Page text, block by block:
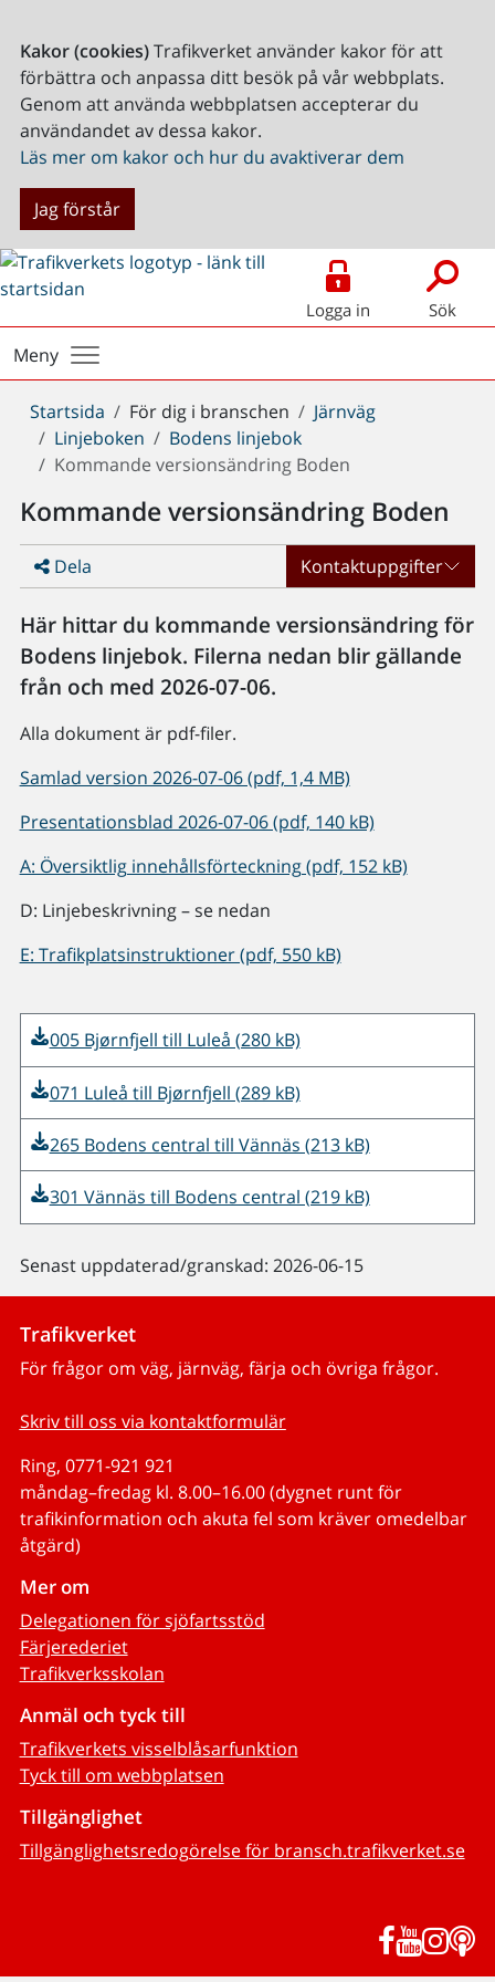
Kakor (cookies)Trafikverket använder kakor för att
förbättra och anpassa ditt besök på vår webbplats.
Genom att använda webbplatsen accepterar du
användandet av dessa kakor.
Läs mer om kakor och hur du avaktiverar dem
Jag förstår
Logga in Sök
Meny
Du
är
här:
Startsida För dig i branschen
Järnväg
Linjeboken
Bodens linjebok
Kommande versionsändring Boden
Kommande versionsändring Boden
Dela Kontaktuppgifter
Här hittar du kommande versionsändring för
Bodens linjebok. Filerna nedan blir gällande
från och med 2026-07-06.
Alla dokument är pdf-filer.
Samlad version 2026-07-06 (pdf, 1,4 MB)
Presentationsblad 2026-07-06 (pdf, 140 kB)
A: Översiktlig innehållsförteckning (pdf, 152 kB)
D: Linjebeskrivning – se nedan
E: Trafikplatsinstruktioner (pdf, 550 kB)
005 Bjørnfjell till Luleå (280 kB)
071 Luleå till Bjørnfjell (289 kB)
265 Bodens central till Vännäs (213 kB)
301 Vännäs till Bodens central (219 kB)
Senast uppdaterad/granskad: 2026-06-15
Trafikverket
För frågor om väg, järnväg, färja och övriga frågor.
Skriv till oss via kontaktformulär
Ring, 0771-921 921
måndag–fredag kl. 8.00–16.00 (dygnet runt för
trafikinformation och akuta fel som kräver omedelbar
åtgärd)
Mer om
Delegationen för sjöfartsstöd
Färjerederiet
Trafikverksskolan
Anmäl och tyck till
Trafikverkets visselblåsarfunktion
Tyck till om webbplatsen
Tillgänglighet
Tillgänglighetsredogörelse för bransch.trafikverket.se
Facebook
YouTube